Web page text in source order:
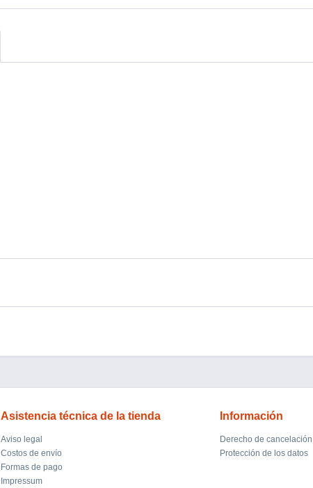
Asistencia técnica de la tienda
Aviso legal
Costos de envío
Formas de pago
Impressum
Información
Derecho de cancelación
Protección de los datos